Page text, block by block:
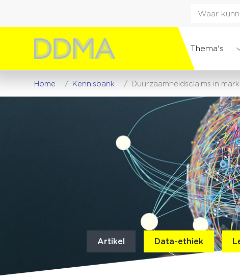
Thema's
Home Kennisbank Duurzaamheidsclaims in
Artikel Data-ethiek